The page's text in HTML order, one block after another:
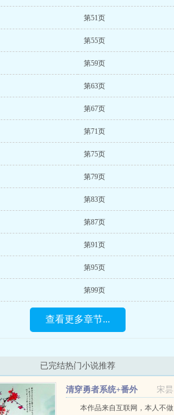
第51页
第55页
第59页
第63页
第67页
第71页
第75页
第79页
第83页
第87页
第91页
第95页
第99页
查看更多章节...
已完结热门小说推荐
宋昙
清穿勇者系统+番外
本作品来自互联网，本人不做